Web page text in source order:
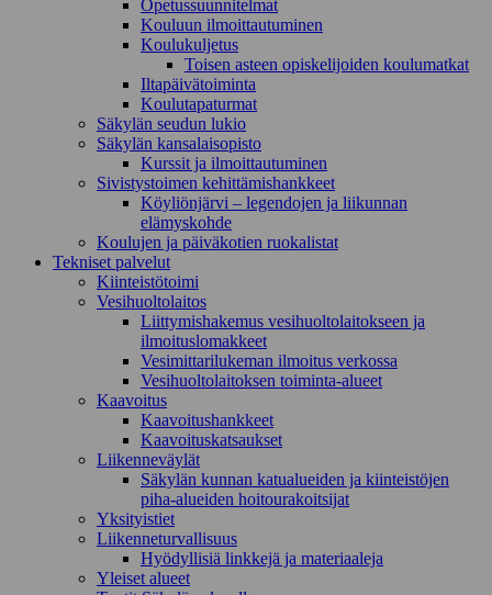
Opetussuunnitelmat
Kouluun ilmoittautuminen
Koulukuljetus
Toisen asteen opiskelijoiden koulumatkat
Iltapäivätoiminta
Koulutapaturmat
Säkylän seudun lukio
Säkylän kansalaisopisto
Kurssit ja ilmoittautuminen
Sivistystoimen kehittämishankkeet
Köyliönjärvi – legendojen ja liikunnan
elämyskohde
Koulujen ja päiväkotien ruokalistat
Tekniset palvelut
Kiinteistötoimi
Vesihuoltolaitos
Liittymishakemus vesihuoltolaitokseen ja
ilmoituslomakkeet
Vesimittarilukeman ilmoitus verkossa
Vesihuoltolaitoksen toiminta-alueet
Kaavoitus
Kaavoitushankkeet
Kaavoituskatsaukset
Liikenneväylät
Säkylän kunnan katualueiden ja kiinteistöjen
piha-alueiden hoitourakoitsijat
Yksityistiet
Liikenneturvallisuus
Hyödyllisiä linkkejä ja materiaaleja
Yleiset alueet